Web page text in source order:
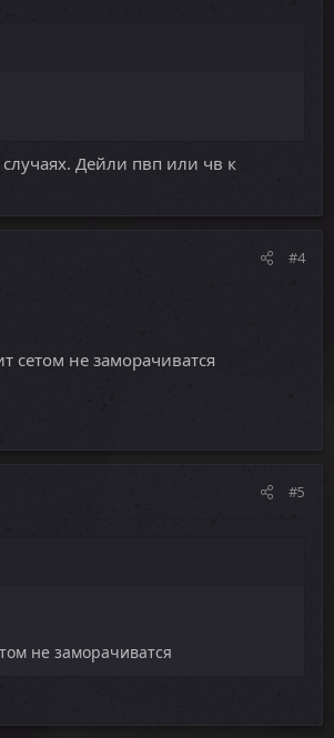
случаях. Дейли пвп или чв к
#4
сетом не заморачиватся
#5
не заморачиватся